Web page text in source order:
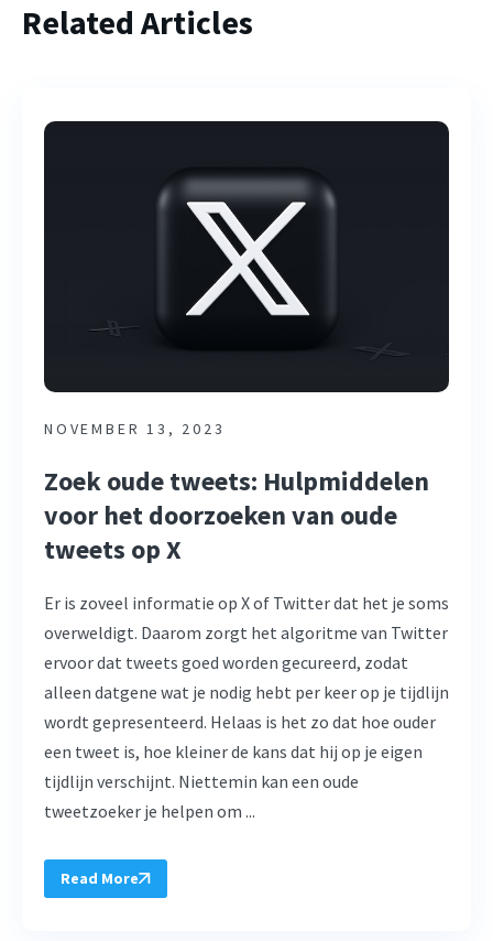
Related Articles
NOVEMBER 13, 2023
Zoek oude tweets: Hulpmiddelen
voor het doorzoeken van oude
tweets op X
Er is zoveel informatie op X of Twitter dat het je soms
overweldigt. Daarom zorgt het algoritme van Twitter
ervoor dat tweets goed worden gecureerd, zodat
alleen datgene wat je nodig hebt per keer op je tijdlijn
wordt gepresenteerd. Helaas is het zo dat hoe ouder
een tweet is, hoe kleiner de kans dat hij op je eigen
tijdlijn verschijnt. Niettemin kan een oude
tweetzoeker je helpen om ...
Read More